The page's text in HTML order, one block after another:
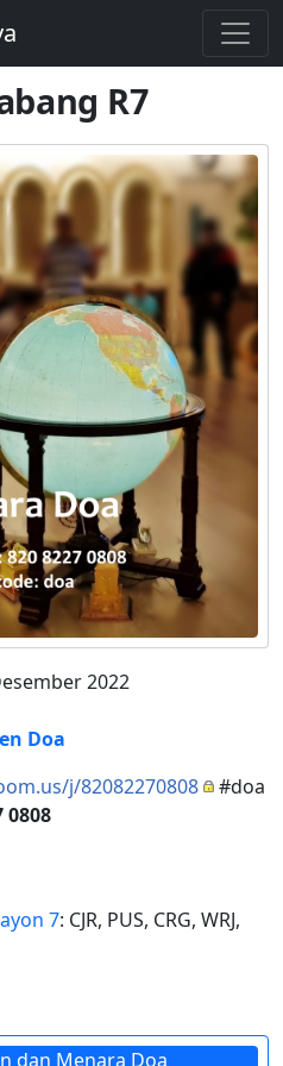
R7
2022
Doa
j/82082270808 #doa
0808
7: CJR, PUS, CRG, WRJ,
dan Menara Doa